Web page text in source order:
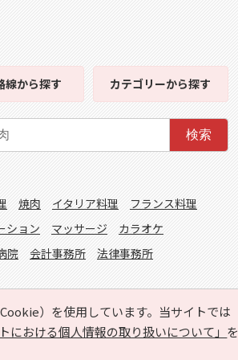
）を使用しています。当サイトでは
における個人情報の取り扱いについて」 を
線から探す カテゴリーから探す
検索
焼肉 イタリア料理
フランス料理
ション マッサージ
カラオケ
院 会計事務所 法律事務所